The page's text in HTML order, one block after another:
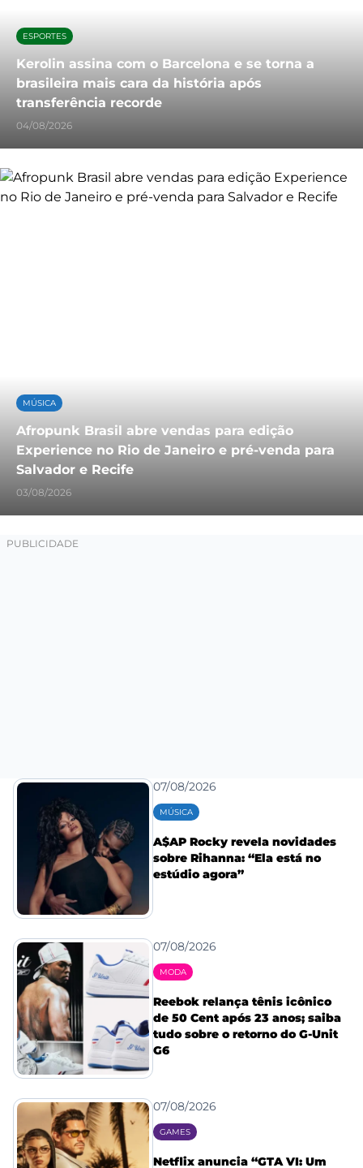
ESPORTES
Kerolin assina com o Barcelona e se torna a
brasileira mais cara da história após
transferência recorde
04/08/2026
MÚSICA
Afropunk Brasil abre vendas para edição
Experience no Rio de Janeiro e pré-venda para
Salvador e Recife
03/08/2026
07/08/2026
MÚSICA
A$AP Rocky revela novidades
sobre Rihanna: “Ela está no
estúdio agora”
07/08/2026
MODA
Reebok relança tênis icônico
de 50 Cent após 23 anos; saiba
tudo sobre o retorno do G-Unit
G6
07/08/2026
GAMES
Netflix anuncia “GTA VI: Um